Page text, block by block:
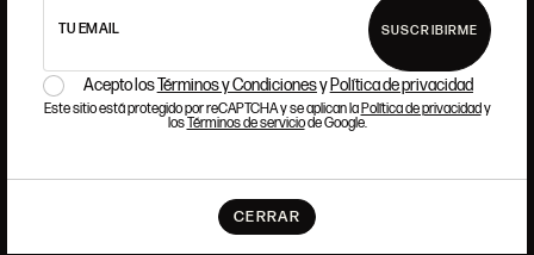
TU EMAIL SUSCRIBIRME
Acepto losTérminos y Condicionesy Política de privacidad
Este sitio está protegido por reCAPTCHA y se aplican laPolítica de privacidady
losTérminos de serviciode Google.
CERRAR
CONTACTO
DÓNDE ESTAMOS